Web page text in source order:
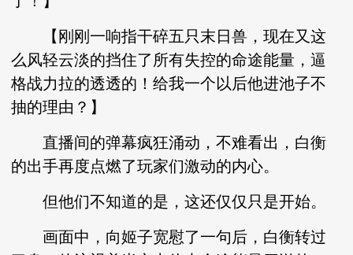
【刚刚一响指干碎五只末日兽，现在又这
么风轻云淡的挡住了所有失控的命途能量，逼
格战力拉的透透的！给我一个以后他进池子不
抽的理由？】
直播间的弹幕疯狂涌动，不难看出，白衡
的出手再度点燃了玩家们激动的内心。
但他们不知道的是，这还仅仅只是开始。
画面中，向姬子宽慰了一句后，白衡转过